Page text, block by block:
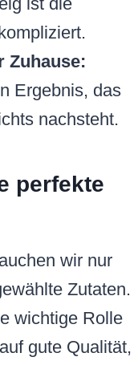
Zuhause:
Ergebnis, das
nachsteht.
perfekte
wir nur
Zutaten.
wichtige Rolle
gute Qualität,